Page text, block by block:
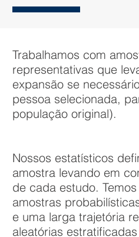
Trabalhamos com
representativas que
expansão se
pessoa selecionada,
população original).
Nossos estatísticos
amostra levando em
de cada estudo.
amostras
e uma larga trajetória
aleatórias